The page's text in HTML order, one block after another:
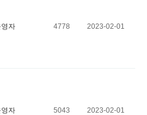
영자 4778 2023-02-01
영자 5043 2023-02-01